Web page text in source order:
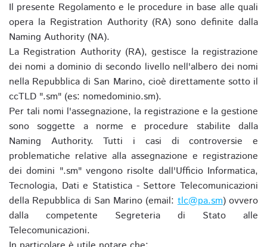
Il presente Regolamento e le procedure in base alle quali
opera la Registration Authority (RA) sono definite dalla
Naming Authority (NA).
La Registration Authority (RA), gestisce la registrazione
dei nomi a dominio di secondo livello nell'albero dei nomi
nella Repubblica di San Marino, cioè direttamente sotto il
ccTLD ".sm" (es: nomedominio.sm).
Per tali nomi l'assegnazione, la registrazione e la gestione
sono soggette a norme e procedure stabilite dalla
Naming Authority. Tutti i casi di controversie e
problematiche relative alla assegnazione e registrazione
dei domini ".sm" vengono risolte dall'Ufficio Informatica,
Tecnologia, Dati e Statistica - Settore Telecomunicazioni
della Repubblica di San Marino (email:tlc@pa.sm) ovvero
dalla competente Segreteria di Stato alle
Telecomunicazioni.